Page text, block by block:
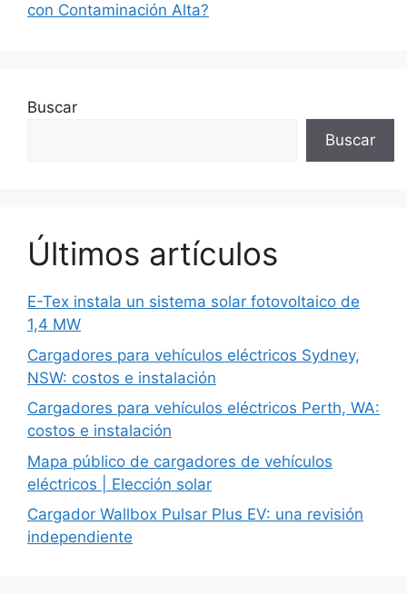
con Contaminación Alta?
Buscar
Buscar
Últimos artículos
E-Tex instala un sistema solar fotovoltaico de
1,4 MW
Cargadores para vehículos eléctricos Sydney,
NSW: costos e instalación
Cargadores para vehículos eléctricos Perth, WA:
costos e instalación
Mapa público de cargadores de vehículos
eléctricos | Elección solar
Cargador Wallbox Pulsar Plus EV: una revisión
independiente